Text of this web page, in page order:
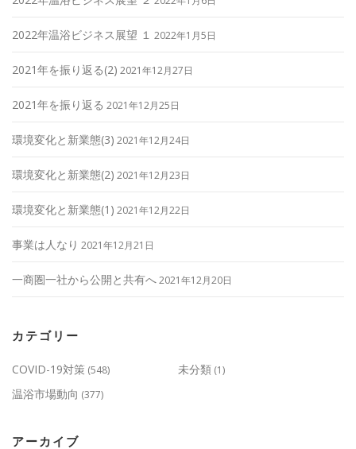
2022年温浴ビジネス展望 １ 2022年1月5日
2021年を振り返る(2) 2021年12月27日
2021年を振り返る 2021年12月25日
環境変化と新業態(3) 2021年12月24日
環境変化と新業態(2) 2021年12月23日
環境変化と新業態(1) 2021年12月22日
事業は人なり 2021年12月21日
一商圏一社から公開と共有へ2021年12月20日
カテゴリー
COVID-19対策 (548) 未分類 (1)
温浴市場動向 (377)
アーカイブ